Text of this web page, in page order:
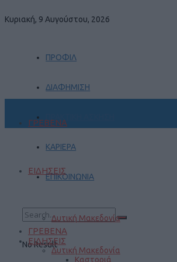
Κυριακή, 9 Αυγούστου, 2026
ΠΡΟΦΙΛ
ΔΙΑΦΗΜΙΣΗ
ΚΑΡΙΕΡΑ
ΕΠΙΚΟΙΝΩΝΙΑ
No Result
ΓΡΕΒΕΝΑ
ΕΙΔΗΣΕΙΣ
Δυτική Μακεδονία
ΓΡΕΒΕΝΑ
ΕΙΔΗΣΕΙΣ
Δυτική Μακεδονία
Καστοριά